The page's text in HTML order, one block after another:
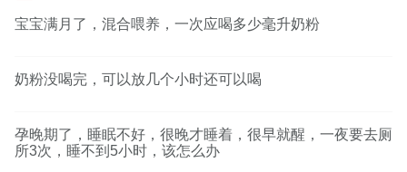
宝宝满月了，混合喂养，一次应喝多少毫升奶粉
奶粉没喝完，可以放几个小时还可以喝
孕晚期了，睡眠不好，很晚才睡着，很早就醒，一夜要去厕
所3次，睡不到5小时，该怎么办